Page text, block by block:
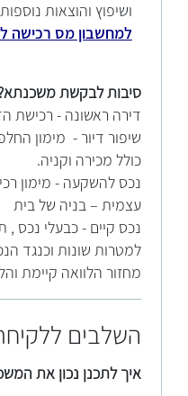
ושיפוץ והוצאות
למחשבון מס רכישה
סיבות לבקשת
דירה ראשונה - רכישת
שיפור דיור - מימון
כולל מכירה וקניה.
נכס להשקעה - מימון
עצמית – בניה של בית
נכס קיים - כבעלי נכס ,
למטרות שונות וכנגד
מחזור הלוואה קיימת
השלבים
איךלתכנן נכון את